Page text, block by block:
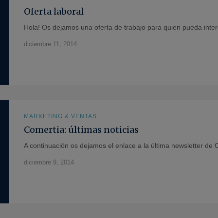
Oferta laboral
Hola! Os dejamos una oferta de trabajo para quien pueda
diciembre 11, 2014
MARKETING & VENTAS
Comertia: últimas noticias
A continuación os dejamos el enlace a la última newsletter de
diciembre 9, 2014